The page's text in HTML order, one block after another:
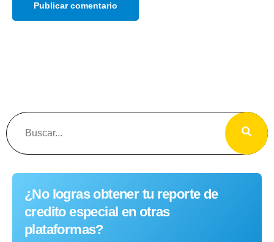
¿No logras obtener tu reporte de
credito especial en otras
plataformas?